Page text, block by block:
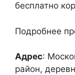
бесплатно
Подробнее
Адрес:
район,